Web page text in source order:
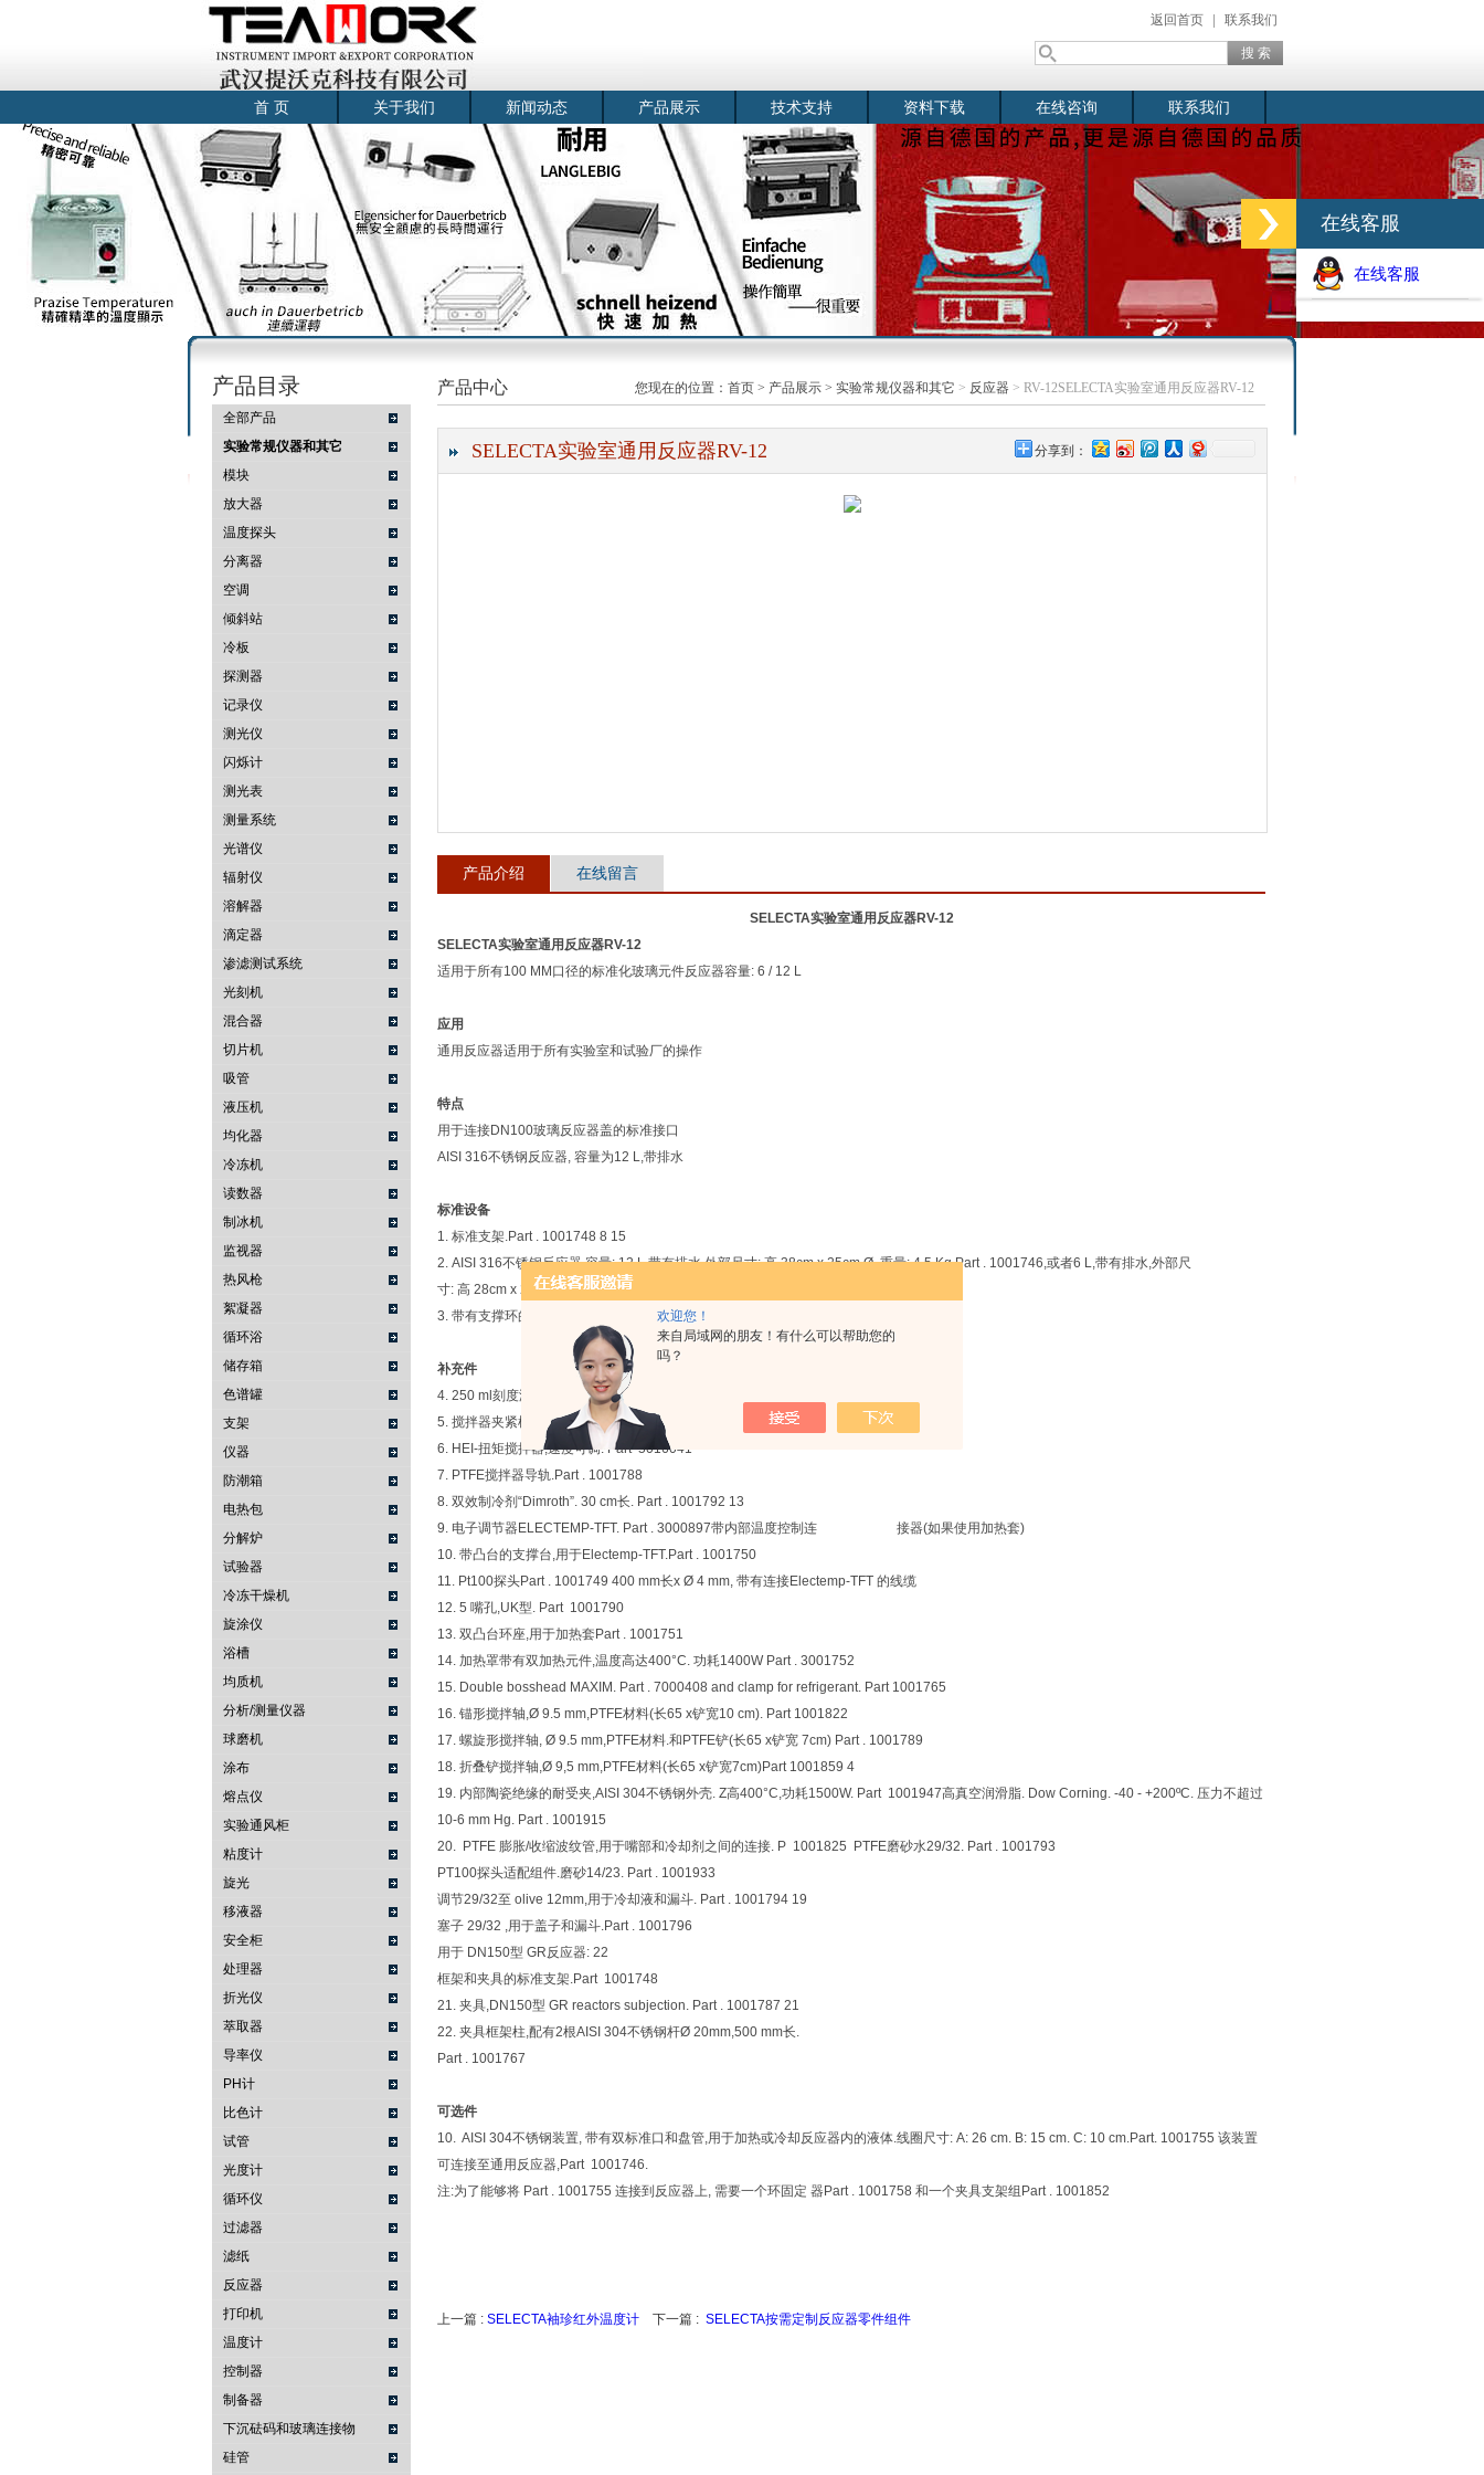
欢迎您！
来自局域网的朋友！有什么可以帮助您的
吗？
武汉提沃克科技有限公司
返回首页 联系我们
首 页 关于我们 新闻动态 产品展示 技术支持 资料下载 在线咨询 联系我们
产品目录
全部产品
实验常规仪器和其它
模块
放大器
温度探头
分离器
空调
倾斜站
冷板
探测器
记录仪
测光仪
闪烁计
测光表
测量系统
光谱仪
辐射仪
溶解器
滴定器
渗滤测试系统
光刻机
混合器
切片机
吸管
液压机
均化器
冷冻机
读数器
制冰机
监视器
热风枪
絮凝器
循环浴
储存箱
色谱罐
支架
仪器
防潮箱
电热包
分解炉
试验器
冷冻干燥机
旋涂仪
浴槽
均质机
分析/测量仪器
球磨机
涂布
熔点仪
实验通风柜
粘度计
旋光
移液器
安全柜
处理器
折光仪
萃取器
导率仪
PH计
比色计
试管
光度计
循环仪
过滤器
滤纸
反应器
打印机
温度计
控制器
制备器
下沉砝码和玻璃连接物
硅管
产品中心 您现在的位置： 首页 > 产品展示 > 实验常规仪器和其它 > 反应器 > RV-12SELECTA实验室通用反应器RV-12
SELECTA实验室通用反应器RV-12 分享到：
产品介绍 在线留言
SELECTA实验室通用反应器RV-12
SELECTA实验室通用反应器RV-12
适用于所有100 MM口径的标准化玻璃元件反应器容量: 6 / 12 L
应用
通用反应器适用于所有实验室和试验厂的操作
特点
用于连接DN100玻璃反应器盖的标准接口
AISI 316不锈钢反应器, 容量为12 L,带排水
标准设备
1. 标准支架.Part . 1001748 8 15
2. AISI 316不锈钢反应器,容量: 12 L,带有排水,外部尺寸: 高 38cm x 25cm Ø. 重量: 4.5 Kg.Part . 1001746,或者6 L,带有排水,外部尺
寸: 高 28cm x 25cm Ø.重量: 3 Kg. Part . 1001726. 9 7
3. 带有支撑环的夹具,用于反应器. Part . 1001747 + 1001974 用于10-20 L 10 3
补充件
4. 250 ml刻度漏斗. PTFE 磨砂扳手 29/32. Part . 1001795. 2
5. 搅拌器夹紧框架. Part 1001770 12
6. HEI-扭矩搅拌器,速度可调. Part 5016041
7. PTFE搅拌器导轨.Part . 1001788
8. 双效制冷剂“Dimroth”. 30 cm长. Part . 1001792 13
9. 电子调节器ELECTEMP-TFT. Part . 3000897带内部温度控制连 接器(如果使用加热套)
10. 带凸台的支撑台,用于Electemp-TFT.Part . 1001750
11. Pt100探头Part . 1001749 400 mm长x Ø 4 mm, 带有连接Electemp-TFT 的线缆
12. 5 嘴孔,UK型. Part 1001790
13. 双凸台环座,用于加热套Part . 1001751
14. 加热罩带有双加热元件,温度高达400°C. 功耗1400W Part . 3001752
15. Double bosshead MAXIM. Part . 7000408 and clamp for refrigerant. Part 1001765
16. 锚形搅拌轴,Ø 9.5 mm,PTFE材料(长65 x铲宽10 cm). Part 1001822
17. 螺旋形搅拌轴, Ø 9.5 mm,PTFE材料.和PTFE铲(长65 x铲宽 7cm) Part . 1001789
18. 折叠铲搅拌轴,Ø 9,5 mm,PTFE材料(长65 x铲宽7cm)Part 1001859 4
19. 内部陶瓷绝缘的耐受夹,AISI 304不锈钢外壳. Z高400°C,功耗1500W. Part 1001947高真空润滑脂. Dow Corning. -40 - +200ºC. 压力不超过
10-6 mm Hg. Part . 1001915
20. PTFE 膨胀/收缩波纹管,用于嘴部和冷却剂之间的连接. P 1001825 PTFE磨砂水29/32. Part . 1001793
PT100探头适配组件.磨砂14/23. Part . 1001933
调节29/32至 olive 12mm,用于冷却液和漏斗. Part . 1001794 19
塞子 29/32 ,用于盖子和漏斗.Part . 1001796
用于 DN150型 GR反应器: 22
框架和夹具的标准支架.Part 1001748
21. 夹具,DN150型 GR reactors subjection. Part . 1001787 21
22. 夹具框架柱,配有2根AISI 304不锈钢杆Ø 20mm,500 mm长.
Part . 1001767
可选件
10. AISI 304不锈钢装置, 带有双标准口和盘管,用于加热或冷却反应器内的液体.线圈尺寸: A: 26 cm. B: 15 cm. C: 10 cm.Part. 1001755 该装置
可连接至通用反应器,Part 1001746.
注:为了能够将 Part . 1001755 连接到反应器上, 需要一个环固定 器Part . 1001758 和一个夹具支架组Part . 1001852
上一篇 : SELECTA袖珍红外温度计 下一篇 : SELECTA按需定制反应器零件组件
在线客服
在线客服